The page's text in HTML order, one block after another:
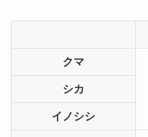
クマ
シカ
イノシシ